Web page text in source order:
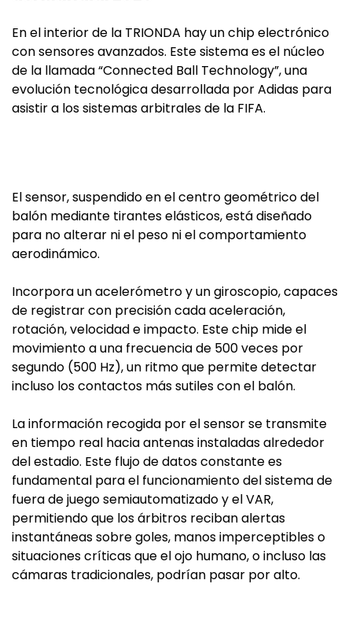
En el interior de la TRIONDA hay un chip electrónico
con sensores avanzados. Este sistema es el núcleo
de la llamada “Connected Ball Technology”, una
evolución tecnológica desarrollada por Adidas para
asistir a los sistemas arbitrales de la FIFA.
El sensor, suspendido en el centro geométrico del
balón mediante tirantes elásticos, está diseñado
para no alterar ni el peso ni el comportamiento
aerodinámico.
Incorpora un acelerómetro y un giroscopio, capaces
de registrar con precisión cada aceleración,
rotación, velocidad e impacto. Este chip mide el
movimiento a una frecuencia de 500 veces por
segundo (500 Hz), un ritmo que permite detectar
incluso los contactos más sutiles con el balón.
La información recogida por el sensor se transmite
en tiempo real hacia antenas instaladas alrededor
del estadio. Este flujo de datos constante es
fundamental para el funcionamiento del sistema de
fuera de juego semiautomatizado y el VAR,
permitiendo que los árbitros reciban alertas
instantáneas sobre goles, manos imperceptibles o
situaciones críticas que el ojo humano, o incluso las
cámaras tradicionales, podrían pasar por alto.